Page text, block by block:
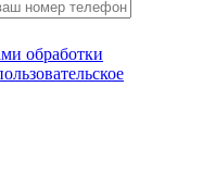
обработки